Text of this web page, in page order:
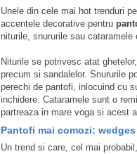
Unele din cele mai hot trenduri
accentele decorative pentru
niturile, snururile sau cataramele
Niturile se potrivesc atat
precum si sandalelor. Snururile
perechi de pantofi, inlocuind cu
inchidere. Cataramele sunt o
partreaza in mare voga si acest
Pantofi mai comozi:
Un trend si care, cel mai